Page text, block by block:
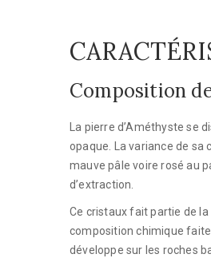
Composition
La pierre d’Améthyste se
opaque. La variance de sa
mauve pâle voire rosé au
d’extraction.
Ce cristaux fait partie de
composition chimique
développe sur les roches